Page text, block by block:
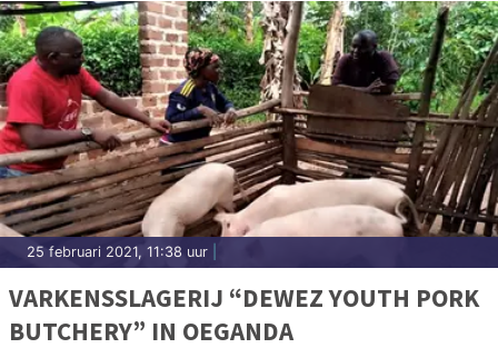
25 februari 2021, 11:38 uur
VARKENSSLAGERIJ “DEWEZ YOUTH PORK
BUTCHERY” IN OEGANDA